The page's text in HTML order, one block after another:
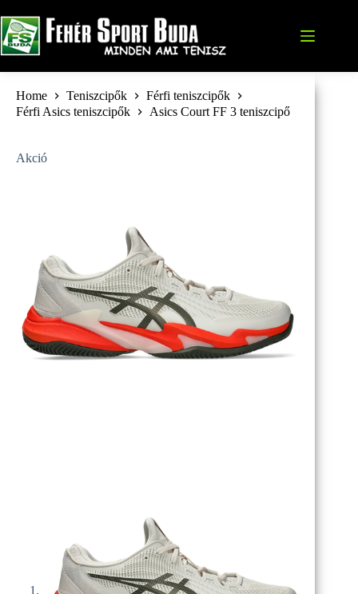
to
content
Home Teniszcipők
Férfi teniszcipők
Férfi Asics teniszcipők
Asics Court FF 3 teniszcipő
Akció